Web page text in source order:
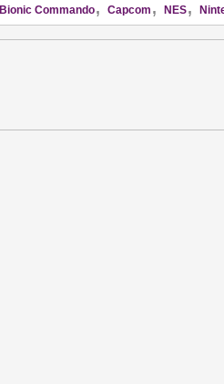
Bionic Commando, Capcom , NES,